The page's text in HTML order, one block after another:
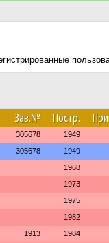
Зав.№ Постр.
305678 1949
305678 1949
1968
1973
1975
1982
1913 1984